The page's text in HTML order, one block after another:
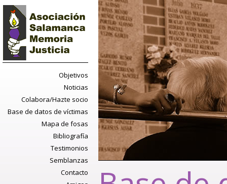
Objetivos
Noticias
Colabora/Hazte socio
Base de datos de víctimas
Mapa de fosas
Bibliografía
Testimonios
Semblanzas
Contacto